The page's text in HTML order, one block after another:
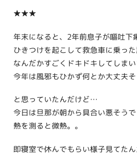
★★★
年末になると、2年前息子が嘔吐下
ひきつけを起こして救急車に乗った
なんだかすごくドキドキしてしま
今年は風邪もひかず何とか大丈夫
と思っていたんだけど…
今日は旦那が朝から具合い悪そうで
熱を測ると微熱。。
即寝室で休んでもらい様子見てた